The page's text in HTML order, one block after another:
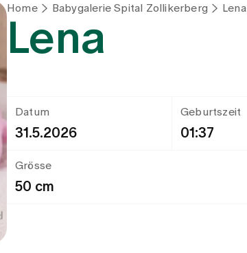
Home Babygalerie Spital Zollikerberg Lena
Lena
Datum
31.5.2026
Geburtszeit
01:37
Grösse
50 cm